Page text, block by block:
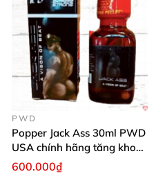
PWD
Popper Jack Ass 30ml PWD
USA chính hãng tăng khoái
cảm nhanh
600.000₫